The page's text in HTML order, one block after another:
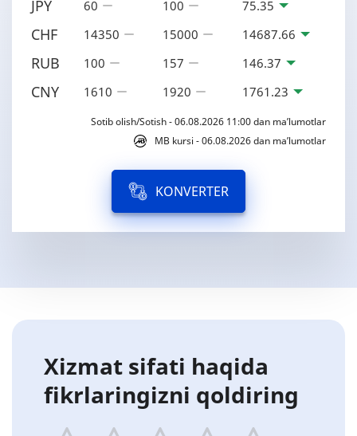
JPY 60 100 75.35
CHF 14350 15000 14687.66
RUB 100 157 146.37
CNY 1610 1920 1761.23
Sotib olish/Sotish - 06.08.2026 11:00 dan ma’lumotlar
MB kursi - 06.08.2026 dan ma’lumotlar
KONVERTER
Xizmat sifati haqida
fikrlaringizni qoldiring